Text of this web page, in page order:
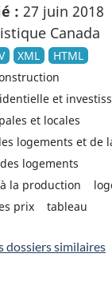
: 27 juin 2018
Canada
XML HTML
et
et locales
logements et de
logements
la production
prix
tableau
dossiers similaires